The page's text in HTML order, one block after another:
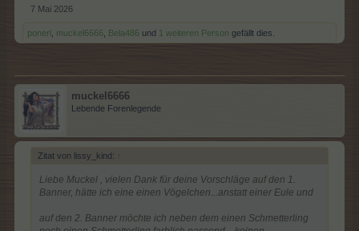
7 Mai 2026
ponerl muckel6666 Bela486 und 1 weiteren Person gefällt dies.
muckel6666
Lebende Forenlegende
Zitat von lissy_kind: ↑
Liebe Muckel , vielen Dank für deine Vorschläge auf den 1.
Banner, hätte ich eine einen Vögelchen...anstatt einer Eule und
auf den 2. Banner möchte ich neben dem einen Schmetterling